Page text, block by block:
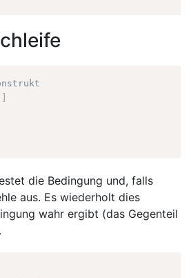
]
die Bedingung und, falls
aus. Es wiederholt dies
wahr ergibt (das Gegenteil